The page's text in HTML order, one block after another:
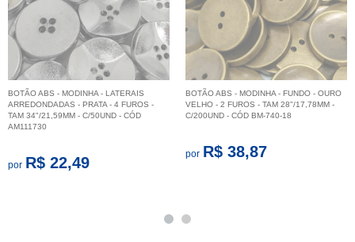
BOTÃO ABS - MODINHA - LATERAIS
ARREDONDADAS - PRATA - 4 FUROS -
TAM 34"/21,59MM - C/50UND - CÓD
AM111730
por R$ 22,49
BOTÃO ABS - MODINHA - FUNDO - OURO
VELHO - 2 FUROS - TAM 28"/17,78MM -
C/200UND - CÓD BM-740-18
por R$ 38,87